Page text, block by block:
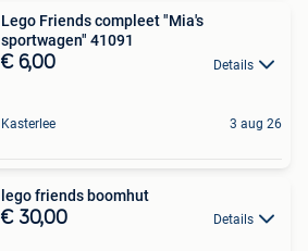
Lego Friends compleet "Mia's
sportwagen" 41091
€ 6,00 Details
Kasterlee 3 aug 26
lego friends boomhut
€ 30,00 Details